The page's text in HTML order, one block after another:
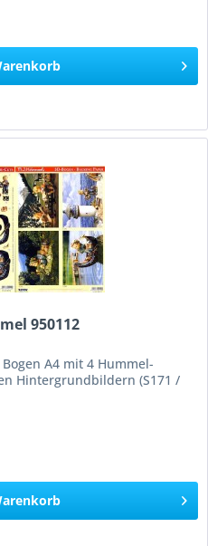
950112
A4 mit 4 Hummel-
Hintergrundbildern (S171 /